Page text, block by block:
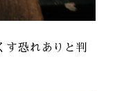
恐れありと判